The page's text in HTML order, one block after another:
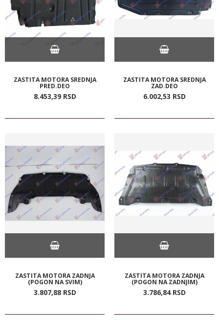
ZASTITA MOTORA SREDNJA
PRED.DEO
8.453,39 RSD
ZASTITA MOTORA SREDNJA
ZAD.DEO
6.002,53 RSD
ZASTITA MOTORA ZADNJA
(POGON NA SVIM)
3.807,88 RSD
ZASTITA MOTORA ZADNJA
(POGON NA ZADNJIM)
3.786,84 RSD